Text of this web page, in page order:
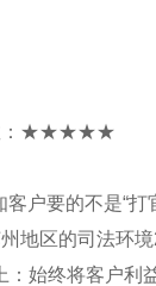
数：★★★★★
户要的不是“打
地区的司法环
始终将客户利